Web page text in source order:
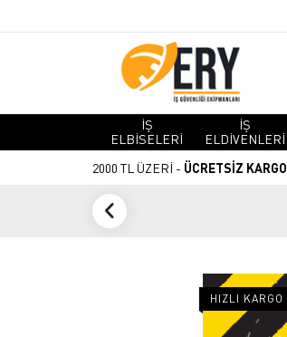
İŞ
ELBİSELERİ
İŞ
ELDİVENLERİ
2000 TL ÜZERİ - ÜCRETSİZ KARGO
HIZLI KARGO